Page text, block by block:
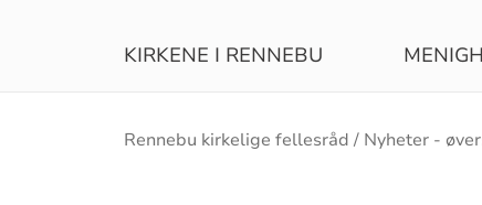
KIRKENE I RENNEBU
Brødsmulesti
Rennebu kirkelige fellesråd Nyheter -